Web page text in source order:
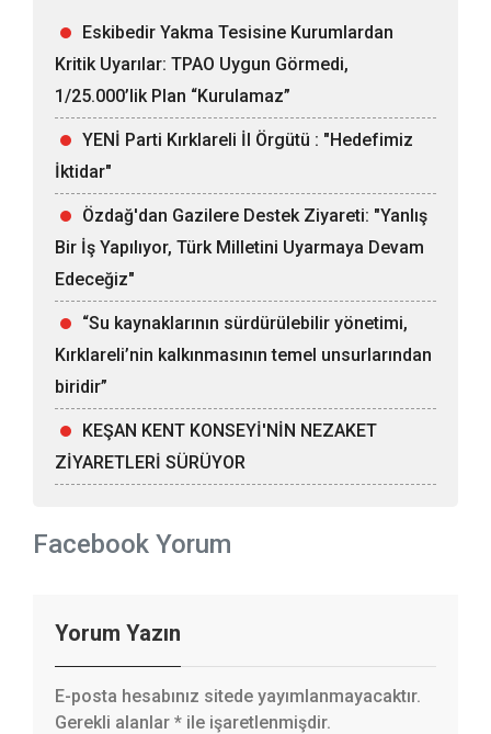
Eskibedir Yakma Tesisine Kurumlardan
Kritik Uyarılar: TPAO Uygun Görmedi,
1/25.000’lik Plan “Kurulamaz”
YENİ Parti Kırklareli İl Örgütü : "Hedefimiz
İktidar"
Özdağ'dan Gazilere Destek Ziyareti: "Yanlış
Bir İş Yapılıyor, Türk Milletini Uyarmaya Devam
Edeceğiz"
“Su kaynaklarının sürdürülebilir yönetimi,
Kırklareli’nin kalkınmasının temel unsurlarından
biridir”
KEŞAN KENT KONSEYİ'NİN NEZAKET
ZİYARETLERİ SÜRÜYOR
Facebook Yorum
Yorum Yazın
E-posta hesabınız sitede yayımlanmayacaktır.
Gerekli alanlar * ile işaretlenmişdir.